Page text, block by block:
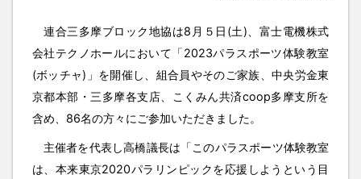
連合三多摩ブロック地協は8月５日(土)、富士電機株式
会社テクノホールにおいて「2023パラスポーツ体験教室
(ボッチャ)」を開催し、組合員やそのご家族、中央労金東
京都本部・三多摩各支店、こくみん共済coop多摩支所を
含め、86名の方々にご参加いただきました。
主催者を代表し高橋議長は「このパラスポーツ体験教室
は、本来東京2020パラリンピックを応援しようという目